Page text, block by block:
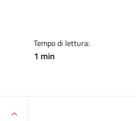
Tempo di lettura:
1 min